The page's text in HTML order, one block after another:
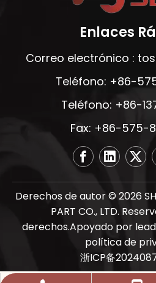
Enlaces
Correo electrónico :
Teléfono: +86-
Teléfono: +86-
Fax: +86-575-
Derechos de autor ©2026
PART CO., LTD.
derechos.Apoyado por
política de
浙ICP备